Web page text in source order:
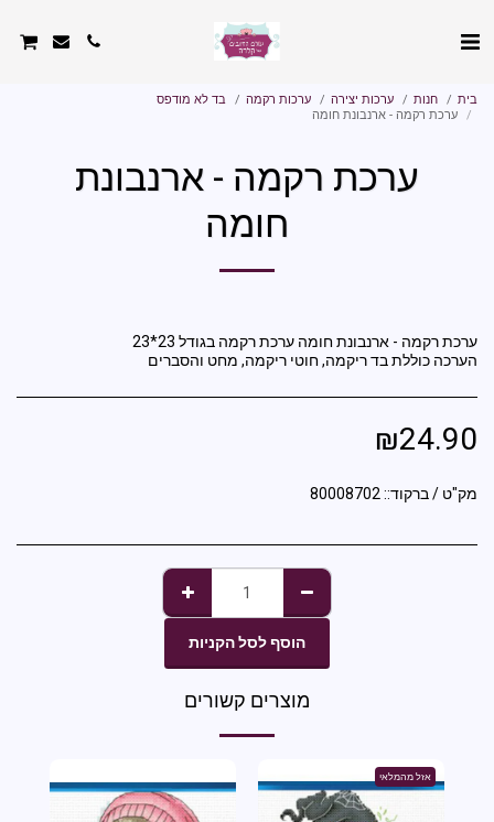
בית חנות ערכות יצירה ערכות רקמה
בד לא מודפס
ערכת רקמה - ארנבונת חומה
ערכת רקמה - ארנבונת
חומה
הערכה כוללת בד ריקמה, חוטי ריקמה, מחט והסברים
₪24.90
מק"ט / ברקוד:: 80008702
הוסף לסל הקניות
מוצרים קשורים
אזל מהמלאי